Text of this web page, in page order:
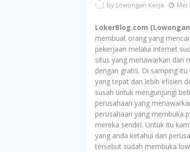
by Lowongan Kerja Mei
LokerBlog.com (Lowongan
membuat orang yang
pekerjaan melalui internet
situs yang menawarkan dan
dengan gratis. Di samping
yang tepat dan lebih efisien
susah untuk mengunjungi
perusahaan yang
perusahaan yang membuka
mereka sendiri. Untuk itu
yang anda ketahui dan
tersebut sudah membuka